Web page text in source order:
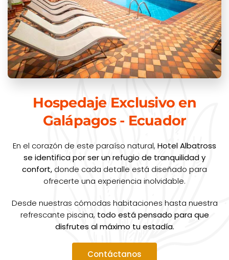
Hospedaje Exclusivo en
Galápagos - Ecuador
En el corazón de este paraíso natural, Hotel Albatross
se identifica por ser un refugio de tranquilidad y
confort, donde cada detalle está diseñado para
ofrecerte una experiencia inolvidable.
Desde nuestras cómodas habitaciones hasta nuestra
refrescante piscina, todo está pensado para que
disfrutes al máximo tu estadía.
Contáctanos